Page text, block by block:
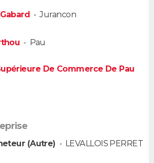
-Jurancon
- Pau
De Commerce De Pau
(Autre) - LEVALLOIS PERRET